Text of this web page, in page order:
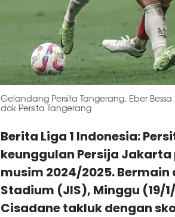
Gelandang Persita Tangerang, Eber
dok Persita Tangerang
Berita Liga 1 Indonesia:
keunggulan Persija
musim 2024/2025.
Stadium (JIS), Minggu (19/
Cisadane takluk dengan